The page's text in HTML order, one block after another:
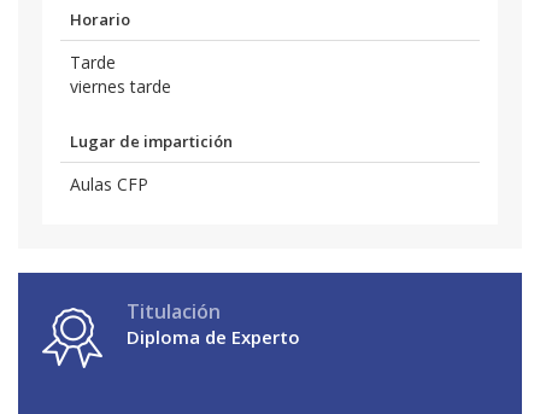
Horario
Tarde
viernes tarde
Lugar de impartición
Aulas CFP
Titulación
Diploma de Experto